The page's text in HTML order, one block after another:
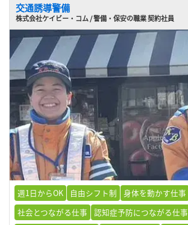
交通誘導警備
株式会社ケイビー・コム / 警備・保安の職業 契約社員
週1日からOK 自由シフト制
身体を動かす仕事
社会とつながる仕事
認知症予防につながる仕事